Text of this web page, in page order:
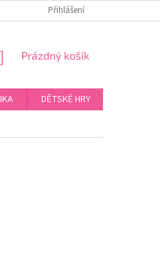
Přihlášení
NÁKUPNÍ
Prázdný košík
DĚTSKÉ HRY